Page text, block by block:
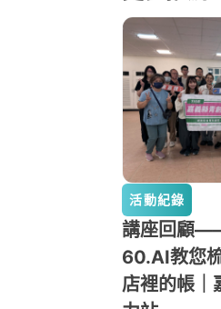
活動紀錄
講座回顧
60.AI教您
店裡的帳｜